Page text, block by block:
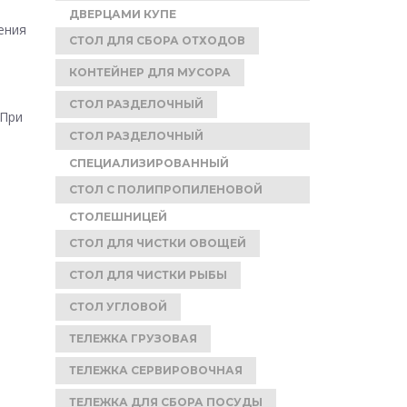
ДВЕРЦАМИ КУПЕ
СТОЛ ДЛЯ СБОРА ОТХОДОВ
КОНТЕЙНЕР ДЛЯ МУСОРА
СТОЛ РАЗДЕЛОЧНЫЙ
СТОЛ РАЗДЕЛОЧНЫЙ
СПЕЦИАЛИЗИРОВАННЫЙ
СТОЛ С ПОЛИПРОПИЛЕНОВОЙ
СТОЛЕШНИЦЕЙ
СТОЛ ДЛЯ ЧИСТКИ ОВОЩЕЙ
СТОЛ ДЛЯ ЧИСТКИ РЫБЫ
СТОЛ УГЛОВОЙ
ТЕЛЕЖКА ГРУЗОВАЯ
ТЕЛЕЖКА СЕРВИРОВОЧНАЯ
ТЕЛЕЖКА ДЛЯ СБОРА ПОСУДЫ